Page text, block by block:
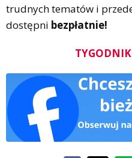
trudnych tematów i
dostępni bezpłatnie!